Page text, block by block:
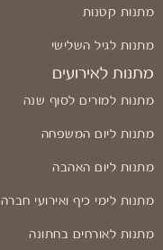
מתנות קטנות
מתנות לגיל השלישי
מתנות לאירועים
מתנות למורים לסוף שנה
מתנות ליום המשפחה
מתנות ליום האהבה
מתנות לימי כיף ואירועי חברה
מתנות לאורחים בחתונה